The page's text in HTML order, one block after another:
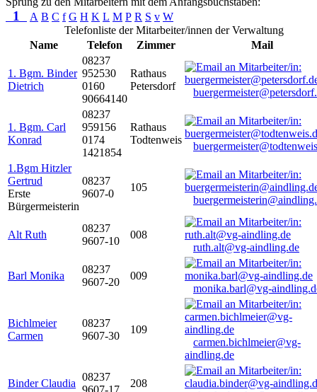
1 A B C f G H K L M P R S v W
Telefonliste der Mitarbeiter/innen der Verwaltung
Name
Telefon Zimmer Mail
1. Bgm. Binder
Dietrich
08237
952530
0160
90664140
Rathaus
Petersdorf
1. Bgm. Carl
Konrad
08237
959156
0174
1421854
Rathaus
Todtenweis
1.Bgm Hitzler
Gertrud
Erste
Bürgermeisterin
08237
9607-0
105
Alt Ruth
08237
9607-10
008
ruth.alt@vg-aindling.de
Barl Monika
08237
9607-20
009
monika.barl@vg-
Bichlmeier
Carmen
08237
9607-30
109
carmen.bichlmeier@vg-
aindling.de
Binder Claudia
08237
208